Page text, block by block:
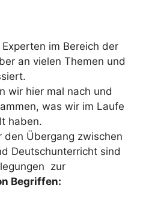
im Bereich der
an vielen Themen und
wir hier mal nach und
was wir im Laufe
haben.
den Übergang zwischen
Deutschunterricht sind
zur
Begriffen: